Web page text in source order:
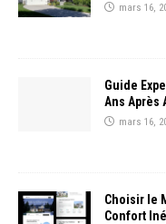
mars 16,
Guide
Ans Après
mars 16,
Choisir le
Confort